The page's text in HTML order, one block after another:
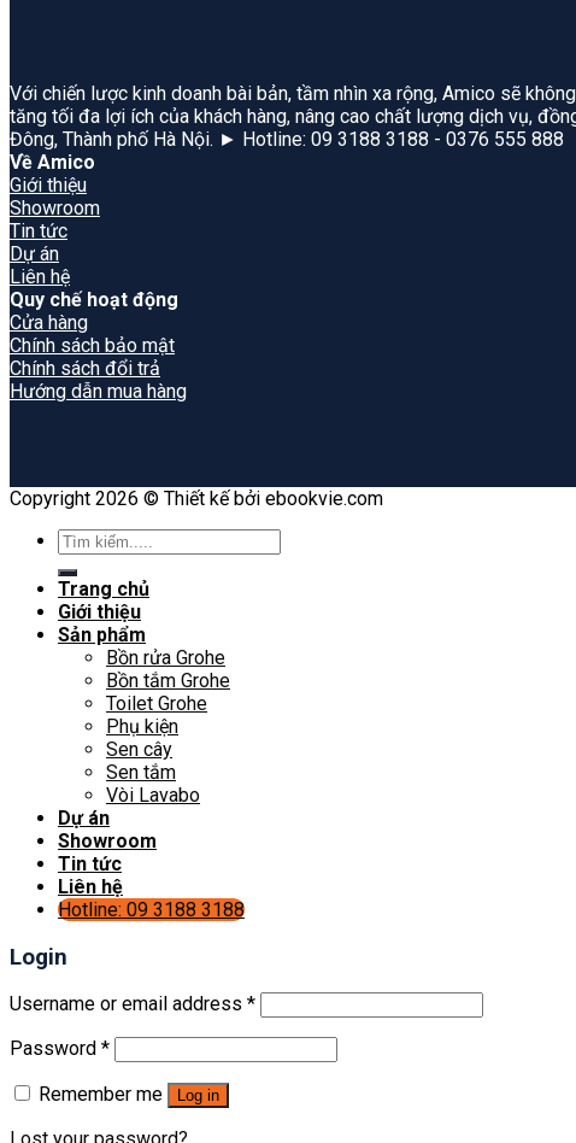
Với chiến lược kinh doanh bài bản, tầm nhìn xa rộng, Amico sẽ
tăng tối đa lợi ích của khách hàng, nâng cao chất lượng dịch vụ,
Đông, Thành phố Hà Nội. ► Hotline: 09 3188 3188 - 0376 555 888
Về Amico
Giới thiệu
Showroom
Tin tức
Dự án
Liên hệ
Quy chế hoạt động
Cửa hàng
Chính sách bảo mật
Chính sách đổi trả
Hướng dẫn mua hàng
Copyright 2026 © Thiết kế bởi ebookvie.com
Search
for:
Trang chủ
Giới thiệu
Sản phẩm
Bồn rửa Grohe
Bồn tắm Grohe
Toilet Grohe
Phụ kiện
Sen cây
Sen tắm
Vòi Lavabo
Dự án
Showroom
Tin tức
Liên hệ
Hotline: 09 3188 3188
Login
Username or email address *
Password *
Remember me
Log in